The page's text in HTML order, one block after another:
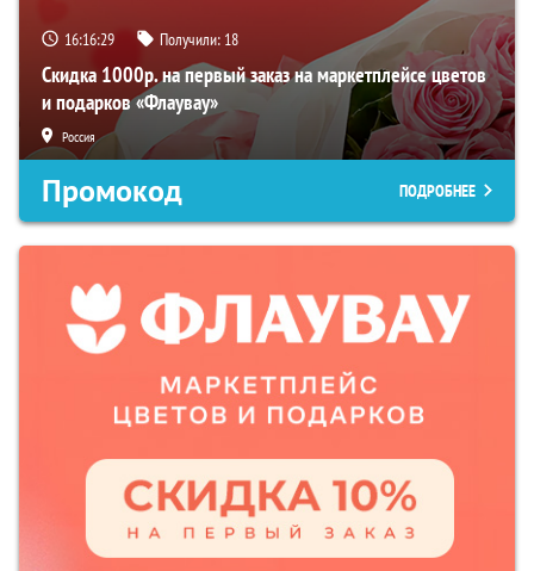
16:16:29 Получили: 18
Скидка 1000р. на первый заказ на маркетплейсе цветов
и подарков «Флаувау»
Россия
Промокод ПОДРОБНЕЕ